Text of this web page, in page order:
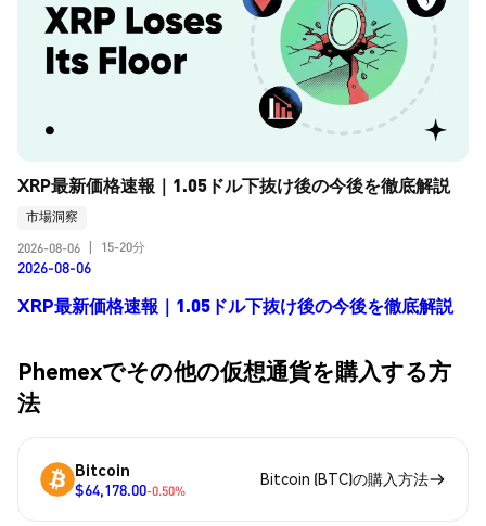
XRP最新価格速報｜1.05ドル下抜け後の今後を徹底解説
市場洞察
2026-08-06
15-20分
2026-08-06
XRP最新価格速報｜1.05ドル下抜け後の今後を徹底解説
Phemexでその他の仮想通貨を購入する方
法
Bitcoin
$64,178.00-0.50%
Bitcoin (BTC)の購入方法